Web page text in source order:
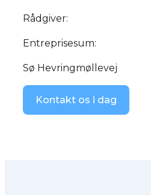
Rådgiver:
Entreprisesum:
Sø Hevringmøllevej
Kontakt os i dag